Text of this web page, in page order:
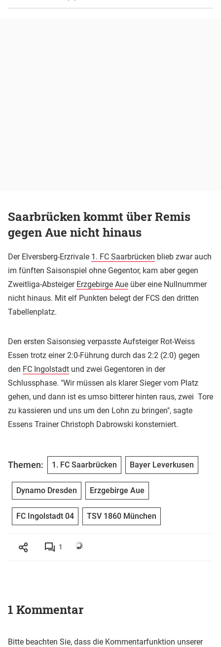
Saarbrücken kommt über Remis
gegen Aue nicht hinaus
Der Elversberg-Erzrivale 1. FC Saarbrücken blieb zwar auch
im fünften Saisonspiel ohne Gegentor, kam aber gegen
Zweitliga-Absteiger Erzgebirge Aue über eine Nullnummer
nicht hinaus. Mit elf Punkten belegt der FCS den dritten
Tabellenplatz.
Den ersten Saisonsieg verpasste Aufsteiger Rot-Weiss
Essen trotz einer 2:0-Führung durch das 2:2 (2:0) gegen
den FC Ingolstadt und zwei Gegentoren in der
Schlussphase. "Wir müssen als klarer Sieger vom Platz
gehen, und dann ist es umso bitterer hinten raus, zwei Tore
zu kassieren und uns um den Lohn zu bringen", sagte
Essens Trainer Christoph Dabrowski konsterniert.
Themen: 1. FC Saarbrücken Bayer Leverkusen
Dynamo Dresden Erzgebirge Aue
FC Ingolstadt 04 TSV 1860 München
1
1 Kommentar
Bitte beachten Sie, dass die Kommentarfunktion unserer